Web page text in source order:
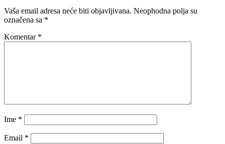
Vaša email adresa neće biti objavljivana. Neophodna polja su
označena sa *
Komentar *
Ime *
Email *